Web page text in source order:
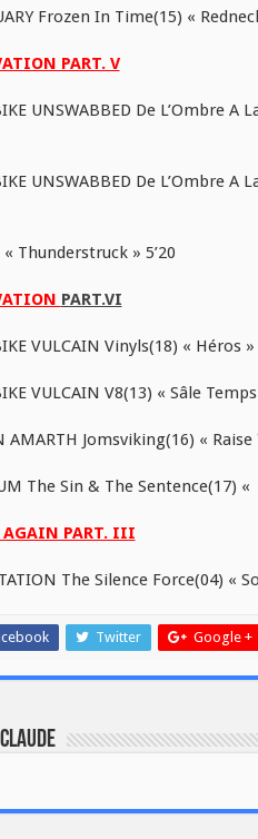
Frozen In Time(15) «
PART. V
UNSWABBED De L’Ombre A
UNSWABBED De L’Ombre A
« Thunderstruck » 5’20
PART.VI
VULCAIN Vinyls(18) « Héros »
VULCAIN V8(13) « Sâle
AMARTH Jomsviking(16) « Raise
The Sin & The Sentence(17)
AGAIN PART. III
The Silence Force(04) «
Twitter Google +